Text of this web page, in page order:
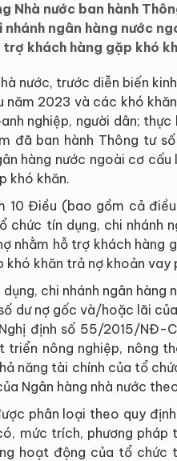
Nhà nước ban hành
nhánh ngân hàng nước
trợ khách hàng gặp khó
nước, trước diễn biến
năm 2023 và các khó
nghiệp, người dân;
đã ban hành Thông tư
hàng nước ngoài cơ
khó khăn.
10 Điều (bao gồm cả
chức tín dụng, chi nhánh
nhằm hỗ trợ khách
khó khăn trả nợ khoản vay
chi nhánh ngân
dư nợ gốc và/hoặc lãi
định số 55/2015/NĐ-
triển nông nghiệp, nông
năng tài chính của tổ
Ngân hàng nhà nước
phân loại theo quy
mức trích, phương pháp
hoạt động của tổ chức